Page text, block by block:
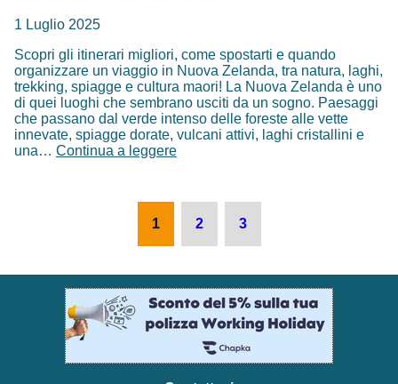
1 Luglio 2025
Scopri gli itinerari migliori, come spostarti e quando
organizzare un viaggio in Nuova Zelanda, tra natura, laghi,
trekking, spiagge e cultura maori! La Nuova Zelanda è uno
di quei luoghi che sembrano usciti da un sogno. Paesaggi
che passano dal verde intenso delle foreste alle vette
innevate, spiagge dorate, vulcani attivi, laghi cristallini e
una… Continua a leggereViaggio
itinerari
tra
nord
e
sud
1 2 3